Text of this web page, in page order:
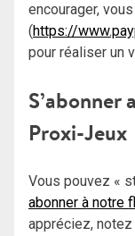
encourager,
(https://
pour réaliser un
Proxi-Jeux
Vous pouvez «
abonner à notre
appréciez,